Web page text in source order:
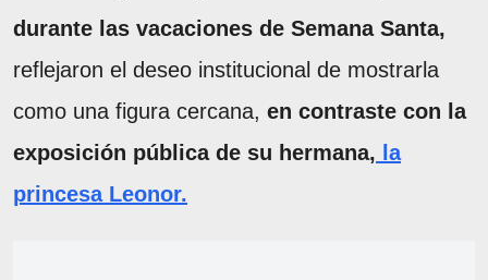
durante las vacaciones de Semana Santa,
reflejaron el deseo institucional de mostrarla
como una figura cercana, en contraste con la
exposición pública de su hermana, la
princesa Leonor.